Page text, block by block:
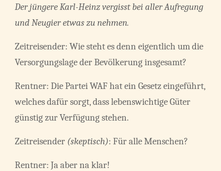
Der jüngere Karl-Heinz vergisst bei aller Aufregung
und Neugier etwas zu nehmen.
Zeitreisender: Wie steht es denn eigentlich um die
Versorgungslage der Bevölkerung insgesamt?
Rentner: Die Partei WAF hat ein Gesetz eingeführt,
welches dafür sorgt, dass lebenswichtige Güter
günstig zur Verfügung stehen.
Zeitreisender (skeptisch): Für alle Menschen?
Rentner: Ja aber na klar!